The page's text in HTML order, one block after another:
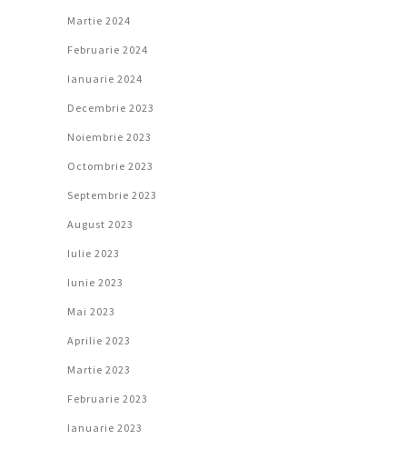
Martie 2024
Februarie 2024
Ianuarie 2024
Decembrie 2023
Noiembrie 2023
Octombrie 2023
Septembrie 2023
August 2023
Iulie 2023
Iunie 2023
Mai 2023
Aprilie 2023
Martie 2023
Februarie 2023
Ianuarie 2023